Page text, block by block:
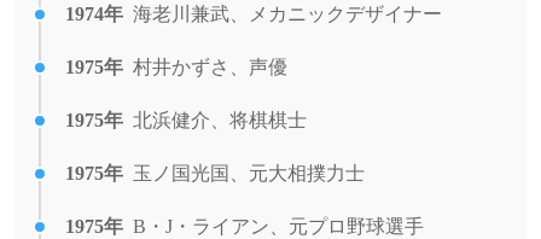
1974年 海老川兼武、メカニックデザイナー
1975年 村井かずさ、声優
1975年 北浜健介、将棋棋士
1975年 玉ノ国光国、元大相撲力士
1975年 B・J・ライアン、元プロ野球選手